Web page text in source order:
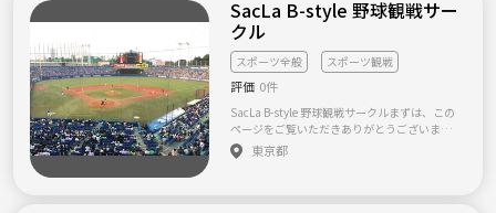
タイトルの開催日参照 （性別） （年齢） （お
住まい） （経験） （連絡先） 折り返し詳細を
ご連絡差し上げます。 よろしくお願いいたし
ます。 ＊なお、必要情報等が抜け落ちている
メールや、最低限の礼節の欠けるメールに
は、お返事は致しておりません。 なお、各日
定員を設けていますので、特に直前等だと参
加いただけない場合がございます。ご了承くだ
さい。 ■募集■：２０－５０歳までの男女。
経験は一切問いません。レンタルラケット（1
できる方、しっかり出欠連絡等が出来る方を
希望しています。 ■活動■： 品川、目黒区内
の施設で月4-6回回程度の活動（平日夜、週
末）をしています。 ■参加方法■ :興味のある
方、１度体験参加してみたい方は、希望日の
イベントの参加ボタンを押した上で(希望イベ
ントがない場合は押さずに)、下記のテンプレ
を埋めてメールにて直接 ご連絡ください。
mailto： taririn@gmail.com （応募のサ
ークル） フットサル交流会＠つなげーと
達を作りたい ☆新社会人で東京に友達を作り
たい ☆みんなでワイワイ楽しみたい 参加申し
込み、質問がある方はご連絡お待ちしてます
(^ ^) 〜注意事項〜 応募する際は、名前(フル
ネーム)、年齢、職業の記入をお願いします！
また、初めましての方は事前に顔合わせをお
願いしています(^ ^)
SacLa B-style 野球観戦サー
クル
スポーツ全般 スポーツ観戦
評価 0件
SacLa B-style 野球観戦サークルまずは、この
ページをご覧いただきありがとうございます。
SacLa B-style は、野球観戦をメインにした
スポーツ観戦サークルとなります。 なかなか
東京都